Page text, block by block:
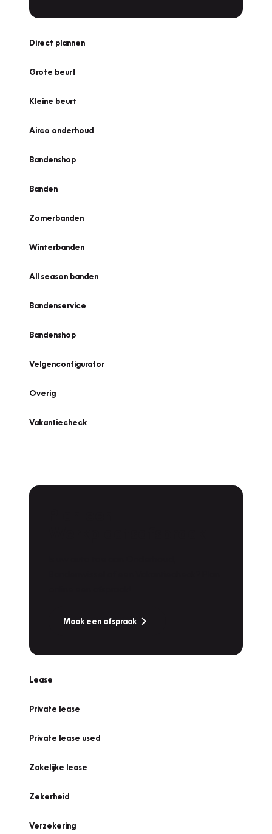
Direct plannen
Grote beurt
Kleine beurt
Airco onderhoud
Bandenshop
Banden
Zomerbanden
Winterbanden
All season banden
Bandenservice
Bandenshop
Velgenconfigurator
Overig
Vakantiecheck
Maak een afspraak
Lease
Private lease
Private lease used
Zakelijke lease
Zekerheid
Verzekering